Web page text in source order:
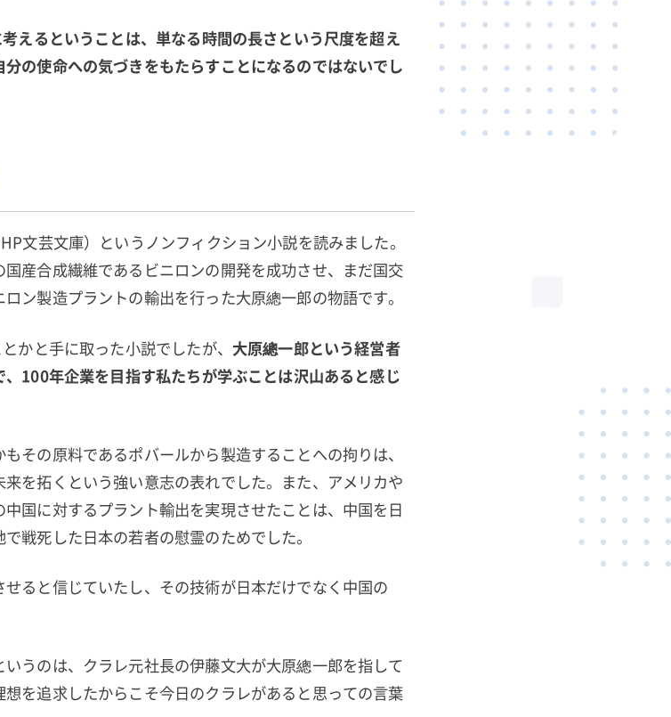
えるということは、単なる時間の長さという尺度を超え
の使命への気づきをもたらすことになるのではないでし
文芸文庫）というノンフィクション小説を読みました。
産合成繊維であるビニロンの開発を成功させ、まだ国交
ン製造プラントの輸出を行った大原總一郎の物語です。
かと手に取った小説でしたが、 大原總一郎という経営者
100年企業を目指す私たちが学ぶことは沢山あると感じ
その原料であるポバールから製造することへの拘りは、
を拓くという強い意志の表れでした。また、アメリカや
国に対するプラント輸出を実現させたことは、中国を日
戦死した日本の若者の慰霊のためでした。
ると信じていたし、その技術が日本だけでなく中国の
いうのは、クラレ元社長の伊藤文大が大原總一郎を指して
を追求したからこそ今日のクラレがあると思っての言葉